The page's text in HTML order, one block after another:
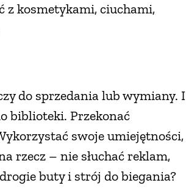
z kosmetykami, ciuchami,
do sprzedania lub wymiany. I
biblioteki. Przekonać
swoje umiejętności,
rzecz – nie słuchać reklam,
buty i strój do biegania?